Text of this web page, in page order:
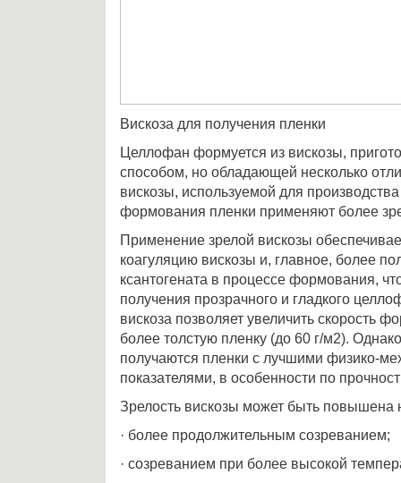
Вискоза для получения пленки
Целлофан формуется из вискозы,
способом, но обладающей несколько
вискозы, используемой для
формования пленки применяют более
Применение зрелой вискозы
коагуляцию вискозы и, главное, более
ксантогената в процессе формования,
получения прозрачного и гладкого
вискоза позволяет увеличить скорость
более толстую пленку (до 60 г/м2).
получаются пленки с лучшими физико-
показателями, в особенности по
Зрелость вискозы может быть повышена
· более продолжительным созреванием;
· созреванием при более высокой